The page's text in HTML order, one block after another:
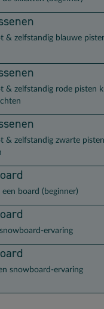
& zelfstandig blauwe
& zelfstandig rode pisten
& zelfstandig zwarte
een board (beginner)
ervaring
snowboard-ervaring